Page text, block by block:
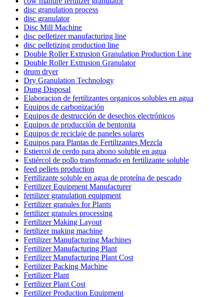
disc granulation process
disc granulator
Disc Mill Machine
disc pelletizer manufacturing line
disc pelletizing production line
Double Roller Extrusion Granulation Production Line
Double Roller Extrusion Granulator
drum dryer
Dry Granulation Technology
Dung Disposal
Elaboracion de fertilizantes organicos solubles en agua
Equipos de carbonización
Equipos de destrucción de desechos electrónicos
Equipos de producción de bentonita
Equipos de reciclaje de paneles solares
Equipos para Plantas de Fertilizantes Mezcla
Estiercol de cerdo para abono soluble en agua
Estiércol de pollo transformado en fertilizante soluble
feed pellets production
Fertilizante soluble en agua de proteína de pescado
Fertilizer Equipment Manufacturer
fertilizer granulation equipment
Fertilizer granules for Plants
fertilizer granules processing
Fertilizer Making Layout
fertilizer making machine
Fertilizer Manufacturing Machines
Fertilizer Manufacturing Plant
Fertilizer Manufacturing Plant Cost
Fertilizer Packing Machine
Fertilizer Plant
Fertilizer Plant Cost
Fertilizer Production Equipment